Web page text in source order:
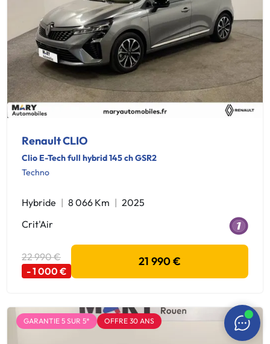
Renault CLIO
Clio E-Tech full hybrid 145 ch GSR2
Techno
Hybride 8 066 Km
2025
Crit'Air
22 990 €
- 1 000 €
21 990 €
GARANTIE 5 SUR 5* OFFRE 30 ANS